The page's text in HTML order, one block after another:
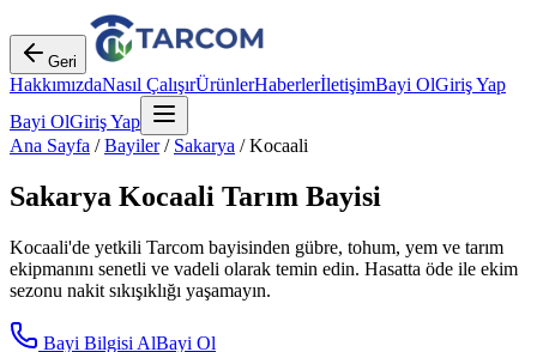
Geri
HakkımızdaNasıl ÇalışırÜrünlerHaberlerİletişimBayi OlGiriş Yap
Bayi OlGiriş Yap
Ana Sayfa /Bayiler/ Sakarya /Kocaali
Sakarya Kocaali Tarım Bayisi
Kocaali'de yetkili Tarcom bayisinden gübre, tohum, yem ve tarım
ekipmanını senetli ve vadeli olarak temin edin. Hasatta öde ile ekim
sezonu nakit sıkışıklığı yaşamayın.
Bayi Bilgisi AlBayi Ol